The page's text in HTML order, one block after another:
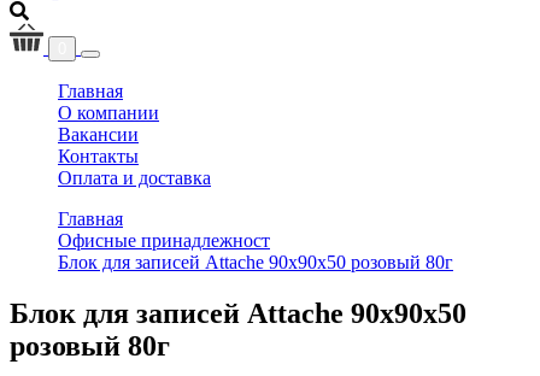
Главная(current)
О компании
Вакансии
Контакты
Оплата и доставка
Главная
Офисные принадлежност
Блок для записей Attache 90x90x50 розовый 80г
Блок для записей Attache 90x90x50
розовый 80г